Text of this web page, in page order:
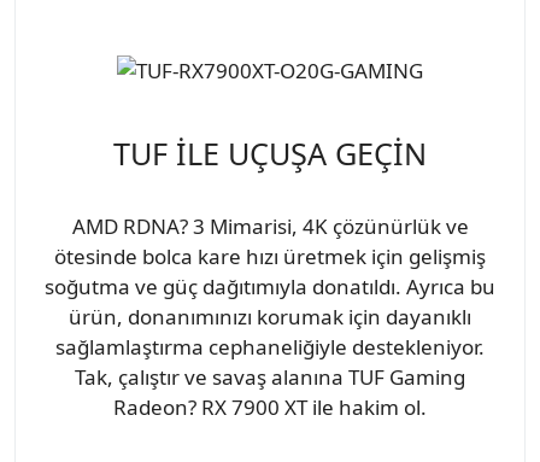
TUF İLE UÇUŞA GEÇİN
AMD RDNA? 3 Mimarisi, 4K çözünürlük ve
ötesinde bolca kare hızı üretmek için gelişmiş
soğutma ve güç dağıtımıyla donatıldı. Ayrıca bu
ürün, donanımınızı korumak için dayanıklı
sağlamlaştırma cephaneliğiyle destekleniyor.
Tak, çalıştır ve savaş alanına TUF Gaming
Radeon? RX 7900 XT ile hakim ol.